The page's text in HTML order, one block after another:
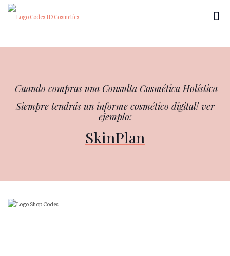
Cuando compras una Consulta Cosmética Holística
Siempre tendrás un informe cosmético digital! ver
ejemplo:
SkinPlan
×